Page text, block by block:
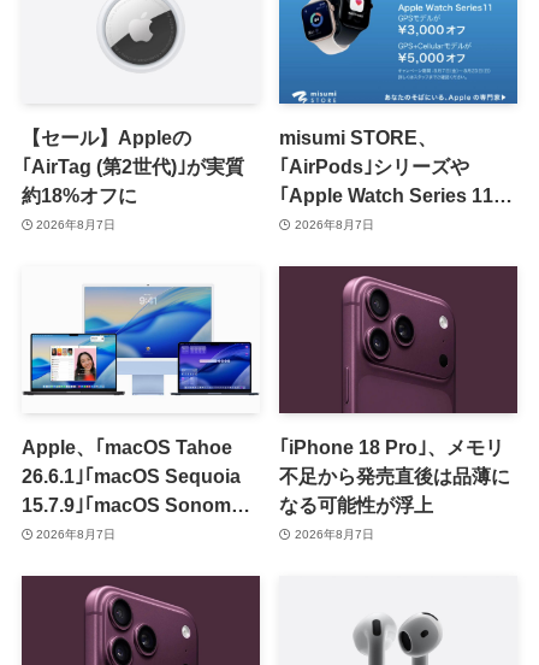
【セール】Appleの
｢AirTag (第2世代)｣が実質
約18%オフに
2026年8月7日
misumi STORE、
｢AirPods｣シリーズや
｢Apple Watch Series 11｣
のセールを開催中
2026年8月7日
Apple、｢macOS Tahoe
26.6.1｣｢macOS Sequoia
15.7.9｣｢macOS Sonoma
14.8.9｣をリリース ｰ 画面共
2026年8月7日
｢iPhone 18 Pro｣、メモリ
不足から発売直後は品薄に
なる可能性が浮上
2026年8月7日